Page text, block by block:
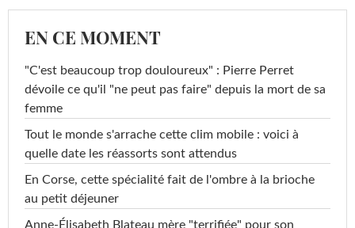
EN CE MOMENT
"C'est beaucoup trop douloureux" : Pierre Perret
dévoile ce qu'il "ne peut pas faire" depuis la mort de sa
femme
Tout le monde s'arrache cette clim mobile : voici à
quelle date les réassorts sont attendus
En Corse, cette spécialité fait de l'ombre à la brioche
au petit déjeuner
Anne-Élisabeth Blateau mère "terrifiée" pour son